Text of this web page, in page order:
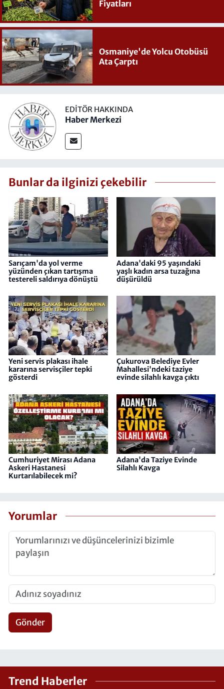
Fiyatları
Osmaniye'de Yolcu Otobüsü
Ata Çarptı
EDITÖR HAKKINDA
Haber Merkezi
Bunlar da ilginizi çekebilir
Sarıçam'da yol verme
yüzünden çıkan tartışma
testereli saldırıya dönüştü
Adana'daki 95 yaşındaki
yaşlı kadın arsa tuzağına
düşürüldü
Yeni servis plakası ihale
kararına servisçiler tepki
gösterdi
Çukurova Belediye Evler
Mahallesi'ndeki taziye
evinde silahlı kavga çıktı
Cumhuriyet Mirası Adana
Askeri Hastanesi
Kurtarılabilecek mi?
Adana'da Taziye Evinde
Silahlı Kavga
Yorumlar
Gönder
Trend Haberler